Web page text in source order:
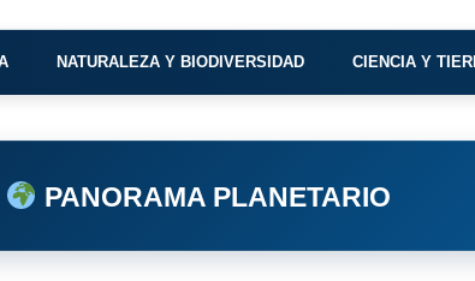
NATURALEZA Y BIODIVERSIDAD CIENCIA Y
PANORAMA PLANETARIO